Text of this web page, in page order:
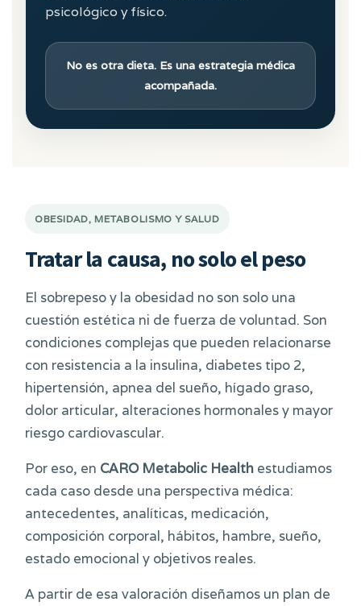
psicológico y físico.
No es otra dieta. Es una estrategia médica
acompañada.
OBESIDAD, METABOLISMO Y SALUD
Tratar la causa, no solo el peso
El sobrepeso y la obesidad no son solo una
cuestión estética ni de fuerza de voluntad. Son
condiciones complejas que pueden relacionarse
con resistencia a la insulina, diabetes tipo 2,
hipertensión, apnea del sueño, hígado graso,
dolor articular, alteraciones hormonales y mayor
riesgo cardiovascular.
Por eso, en CARO Metabolic Health estudiamos
cada caso desde una perspectiva médica:
antecedentes, analíticas, medicación,
composición corporal, hábitos, hambre, sueño,
estado emocional y objetivos reales.
A partir de esa valoración diseñamos un plan de